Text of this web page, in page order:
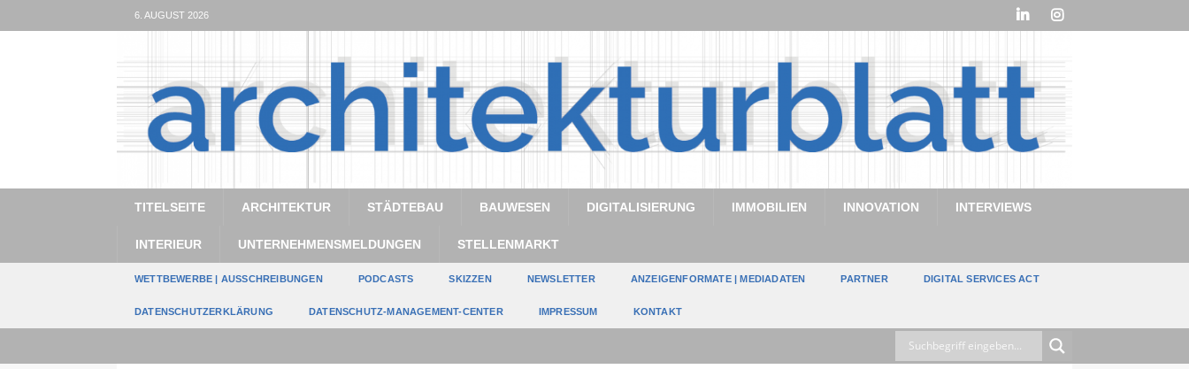
6. AUGUST 2026
TITELSEITE ARCHITEKTUR STÄDTEBAU BAUWESEN DIGITALISIERUNG IMMOBILIEN INNOVATION INTERVIEWS
INTERIEUR UNTERNEHMENSMELDUNGEN STELLENMARKT
WETTBEWERBE | AUSSCHREIBUNGEN PODCASTS SKIZZEN NEWSLETTER ANZEIGENFORMATE | MEDIADATEN PARTNER DIGITAL SERVICES ACT
DATENSCHUTZERKLÄRUNG DATENSCHUTZ-MANAGEMENT-CENTER IMPRESSUM KONTAKT